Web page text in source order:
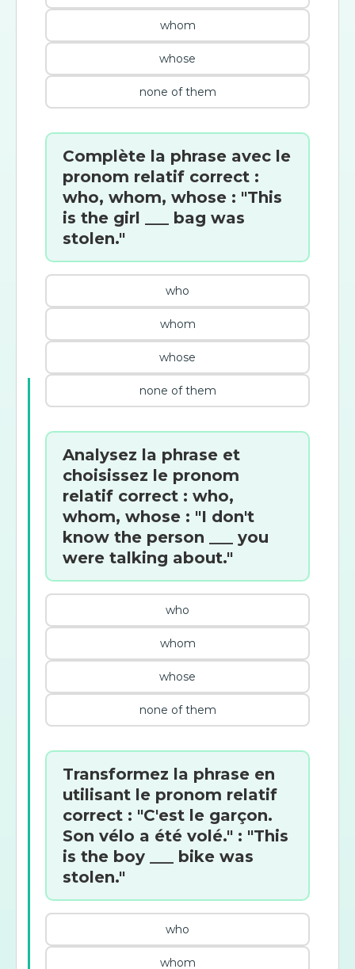
whom
whose
none of them
Complète la phrase avec le
pronom relatif correct :
who, whom, whose : "This
is the girl ___ bag was
stolen."
who
whom
whose
none of them
Analysez la phrase et
choisissez le pronom
relatif correct : who,
whom, whose : "I don't
know the person ___ you
were talking about."
who
whom
whose
none of them
Transformez la phrase en
utilisant le pronom relatif
correct : "C'est le garçon.
Son vélo a été volé." : "This
is the boy ___ bike was
stolen."
who
whom